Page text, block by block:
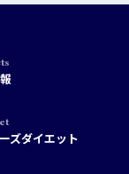
ズダイエット